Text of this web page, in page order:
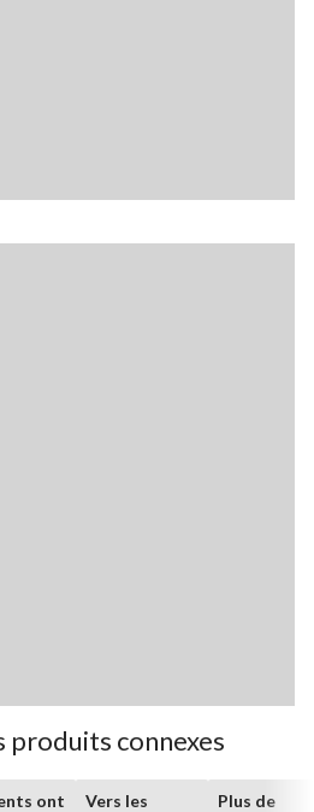
produits connexes
ont
Vers les
Plus de